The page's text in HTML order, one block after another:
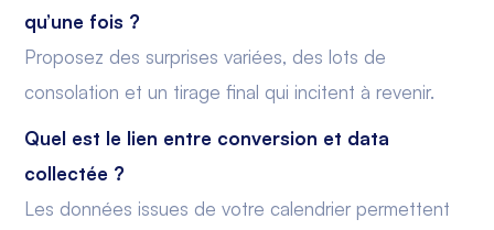
qu’une fois ?
Proposez des surprises variées, des lots de
consolation et un tirage final qui incitent à revenir.
Quel est le lien entre conversion et data
collectée ?
Les données issues de votre calendrier permettent